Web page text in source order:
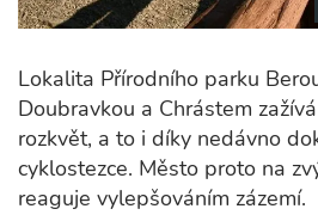
Lokalita Přírodního parku
Doubravkou a Chrástem
rozkvět, a to i díky nedávno
cyklostezce. Město proto na
reaguje vylepšováním zázemí.